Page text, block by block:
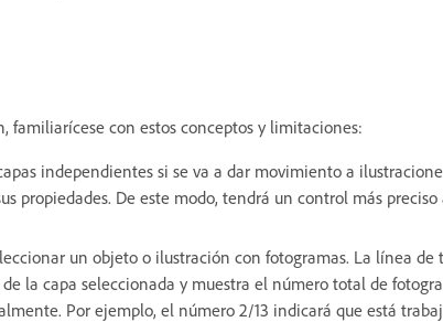
familiarícese con estos conceptos y limitaciones:
independientes si se va a dar movimiento a
propiedades. De este modo, tendrá un control más
un objeto o ilustración con fotogramas. La línea de
la capa seleccionada y muestra el número total de
Por ejemplo, el número 2/13 indicará que está